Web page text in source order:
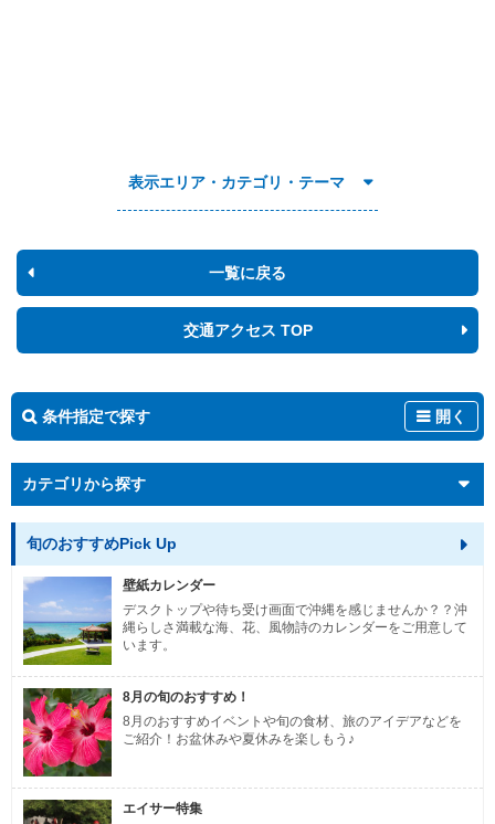
表示エリア・カテゴリ・テーマ
一覧に戻る
交通アクセス TOP
条件指定で探す 開く
カテゴリから探す
旬のおすすめPick Up
壁紙カレンダー
デスクトップや待ち受け画面で沖縄を感じませんか？？沖
縄らしさ満載な海、花、風物詩のカレンダーをご用意して
います。
8月の旬のおすすめ！
8月のおすすめイベントや旬の食材、旅のアイデアなどを
ご紹介！お盆休みや夏休みを楽しもう♪
エイサー特集